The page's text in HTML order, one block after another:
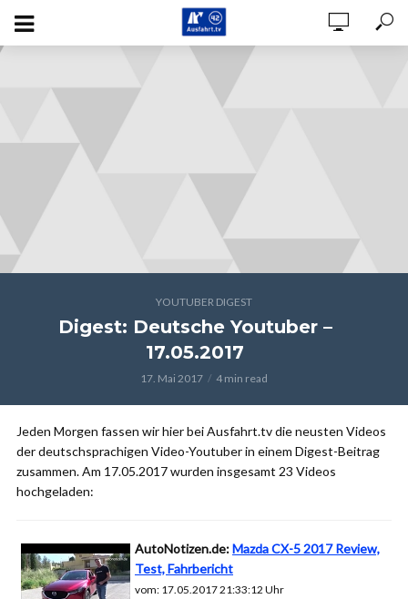
YOUTUBER DIGEST
Digest: Deutsche Youtuber –
17.05.2017
17. Mai 2017 4 min read
Jeden Morgen fassen wir hier bei Ausfahrt.tv die neusten Videos
der deutschsprachigen Video-Youtuber in einem Digest-Beitrag
zusammen. Am 17.05.2017 wurden insgesamt 23 Videos
hochgeladen:
AutoNotizen.de:Mazda CX-5 2017 Review,
Test, Fahrbericht
vom: 17.05.2017 21:33:12 Uhr